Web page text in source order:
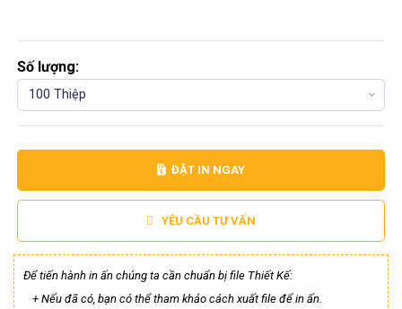
Số lượng:
100 Thiệp
ĐẶT IN NGAY
YÊU CẦU TƯ VẤN
Để tiến hành in ấn chúng ta cần chuẩn bị file Thiết Kế:
+ Nếu đã có, bạn có thể tham khảo cách xuất file để in ấn.